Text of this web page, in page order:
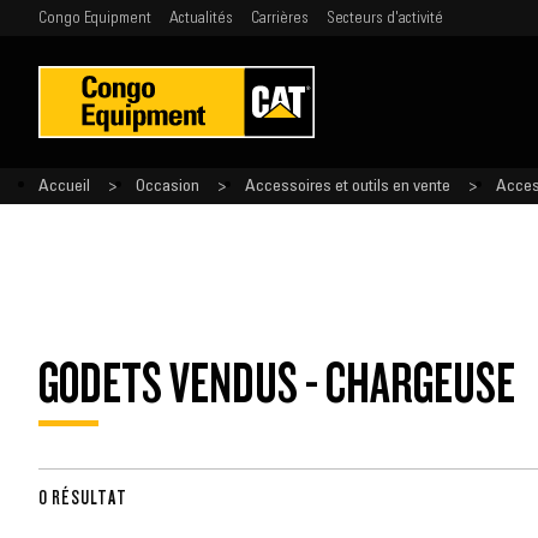
Congo Equipment Actualités Carrières Secteurs d'activité
Accueil Occasion Accessoires et outils en vente
GODETS VENDUS - CHARGEUSE
0 RÉSULTAT